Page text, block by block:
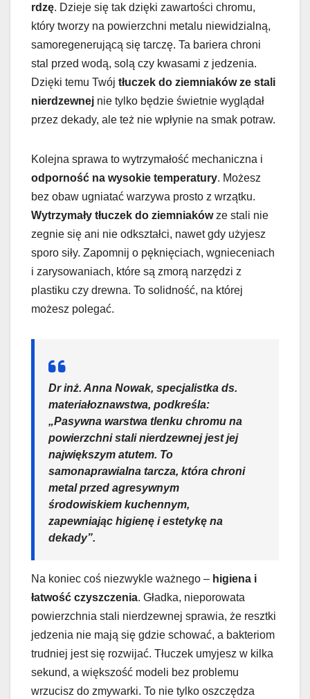
rdzę. Dzieje się tak dzięki zawartości chromu,
który tworzy na powierzchni metalu niewidzialną,
samoregenerującą się tarczę. Ta bariera chroni
stal przed wodą, solą czy kwasami z jedzenia.
Dzięki temu Twój tłuczek do ziemniaków ze stali
nierdzewnej nie tylko będzie świetnie wyglądał
przez dekady, ale też nie wpłynie na smak potraw.
Kolejna sprawa to wytrzymałość mechaniczna i
odporność na wysokie temperatury. Możesz
bez obaw ugniatać warzywa prosto z wrzątku.
Wytrzymały tłuczek do ziemniakówze stali nie
zegnie się ani nie odkształci, nawet gdy użyjesz
sporo siły. Zapomnij o pęknięciach, wgnieceniach
i zarysowaniach, które są zmorą narzędzi z
plastiku czy drewna. To solidność, na której
możesz polegać.
Dr inż. Anna Nowak, specjalistka ds.
materiałoznawstwa, podkreśla:
„Pasywna warstwa tlenku chromu na
powierzchni stali nierdzewnej jest jej
największym atutem. To
samonaprawialna tarcza, która chroni
metal przed agresywnym
środowiskiem kuchennym,
zapewniając higienę i estetykę na
dekady”.
Na koniec coś niezwykle ważnego – higiena i
łatwość czyszczenia. Gładka, nieporowata
powierzchnia stali nierdzewnej sprawia, że resztki
jedzenia nie mają się gdzie schować, a bakteriom
trudniej jest się rozwijać. Tłuczek umyjesz w kilka
sekund, a większość modeli bez problemu
wrzucisz do zmywarki. To nie tylko oszczędza